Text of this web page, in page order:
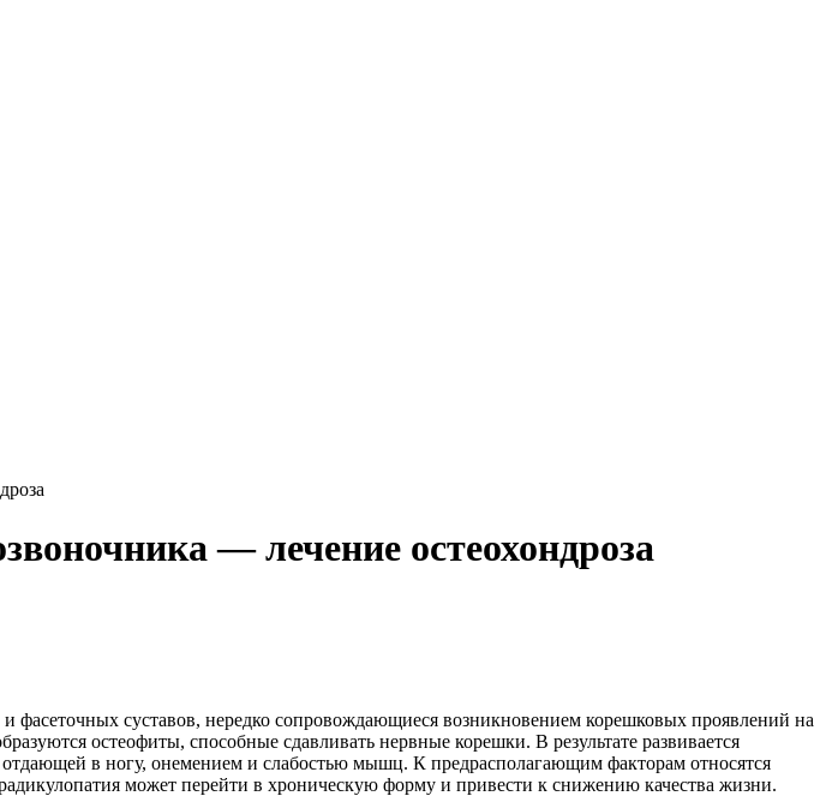
— лечение остеохондроза
суставов, нередко сопровождающиеся возникновением корешковых проявлений на
остеофиты, способные сдавливать нервные корешки. В результате развивается
в ногу, онемением и слабостью мышц. К предрасполагающим факторам относятся
может перейти в хроническую форму и привести к снижению качества жизни.